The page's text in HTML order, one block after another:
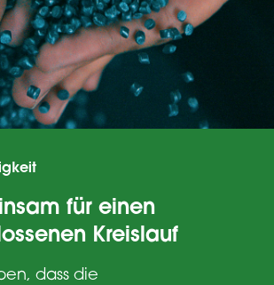
Zurück
für einen
Kreislauf
dass die